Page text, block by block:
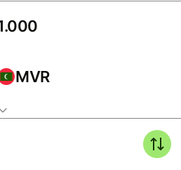
MVR